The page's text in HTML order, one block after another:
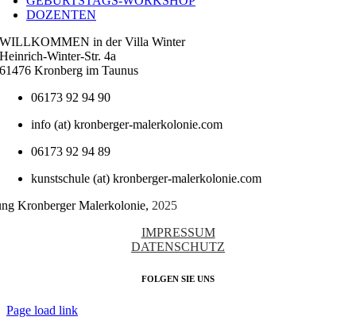
DOZENTEN
WILLKOMMEN in der Villa Winter
Heinrich-Winter-Str. 4a
61476 Kronberg im Taunus
06173 92 94 90
info (at) kronberger-malerkolonie.com
06173 92 94 89
kunstschule (at) kronberger-malerkolonie.com
Kronberger Malerkolonie, 2025
IMPRESSUM
DATENSCHUTZ
FOLGEN SIE UNS
Page load link